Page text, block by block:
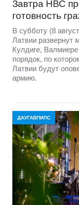
Завтра НВС
готовность
В субботу (8
Латвии развернут
Кулдиге,
порядок, по
Латвии будут
армию.
ДАУГАВПИЛС